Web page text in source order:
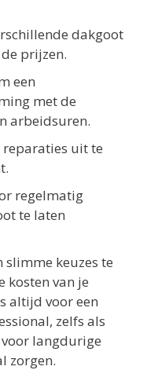
dakgoot
prijzen.
een
met de
arbeidsuren.
reparaties uit te
regelmatig
te laten
slimme keuzes te
kosten van je
altijd voor een
zelfs als
langdurige
zorgen.